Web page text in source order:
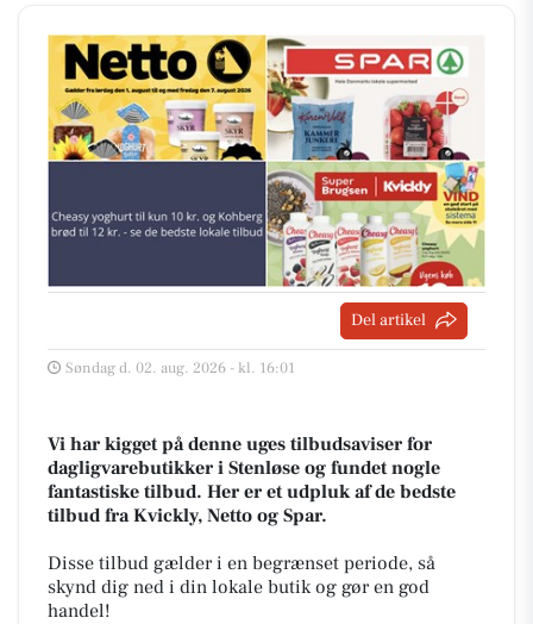
Del artikel
Søndag d. 02. aug. 2026 - kl. 16:01
Vi har kigget på denne uges tilbudsaviser for
dagligvarebutikker i Stenløse og fundet nogle
fantastiske tilbud. Her er et udpluk af de bedste
tilbud fra Kvickly, Netto og Spar.
Disse tilbud gælder i en begrænset periode, så
skynd dig ned i din lokale butik og gør en god
handel!